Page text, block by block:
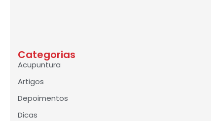
Categorias
Acupuntura
Artigos
Depoimentos
Dicas